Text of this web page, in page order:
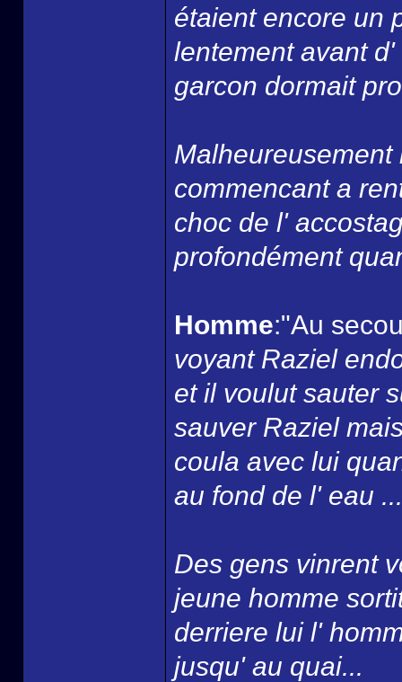
étaient encore un
lentement avant
garcon dormait
commencant a
choc de l'
profondément
Homme:"Au
voyant Raziel
et il voulut sauter
sauver Raziel
coula avec lui
au fond de l' eau
Des gens vinrent
jeune homme
derriere lui l'
jusqu' au quai...